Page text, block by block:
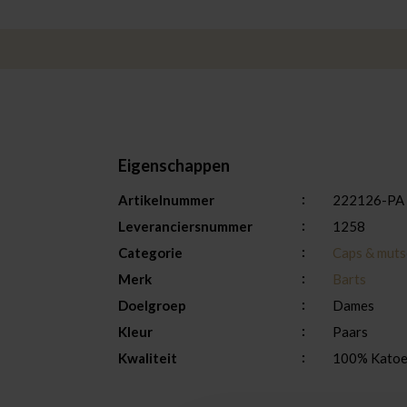
Eigenschappen
Artikelnummer
222126-PA
Leveranciersnummer
1258
Categorie
Caps &
Merk
Barts
Doelgroep
Dames
Kleur
Paars
Kwaliteit
100%